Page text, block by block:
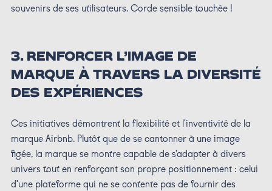
souvenirs de ses utilisateurs. Corde sensible touchée !
3. RENFORCER L’IMAGE DE
MARQUE À TRAVERS LA DIVERSITÉ
DES EXPÉRIENCES
Ces initiatives démontrent la flexibilité et l'inventivité de la
marque Airbnb. Plutôt que de se cantonner à une image
figée, la marque se montre capable de s'adapter à divers
univers tout en renforçant son propre positionnement : celui
d'une plateforme qui ne se contente pas de fournir des